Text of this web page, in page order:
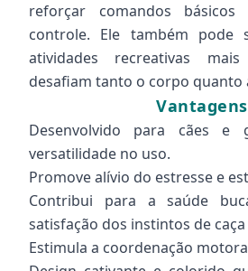
reforçar comandos
controle. Ele também pode
atividades recreativas
desafiam tanto o corpo quanto
Vantagens
Desenvolvido para cães e
versatilidade no uso.
Promove alívio do estresse e
Contribui para a saúde
satisfação dos instintos de
Estimula a coordenação